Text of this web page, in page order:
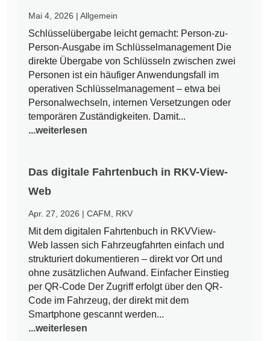
Mai 4, 2026 |Allgemein
Schlüsselübergabe leicht gemacht: Person-zu-
Person-Ausgabe im Schlüsselmanagement Die
direkte Übergabe von Schlüsseln zwischen zwei
Personen ist ein häufiger Anwendungsfall im
operativen Schlüsselmanagement – etwa bei
Personalwechseln, internen Versetzungen oder
temporären Zuständigkeiten. Damit...
...weiterlesen
Das digitale Fahrtenbuch in RKV-View-
Web
Apr. 27, 2026 |CAFM RKV
Mit dem digitalen Fahrtenbuch in RKVView-
Web lassen sich Fahrzeugfahrten einfach und
strukturiert dokumentieren – direkt vor Ort und
ohne zusätzlichen Aufwand. Einfacher Einstieg
per QR-Code Der Zugriff erfolgt über den QR-
Code im Fahrzeug, der direkt mit dem
Smartphone gescannt werden...
...weiterlesen